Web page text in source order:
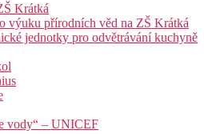
Krátká
výuku přírodních věd na ZŠ Krátká
jednotky pro odvětrávání kuchyně
vody“ – UNICEF